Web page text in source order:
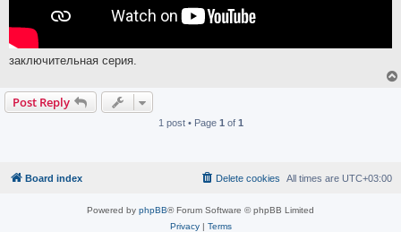
заключительная серия.
Post Reply
1 post • Page 1 of 1
Board index All times are UTC+03:00
Delete cookies
Powered by phpBB® Forum Software © phpBB Limited
Privacy| Terms